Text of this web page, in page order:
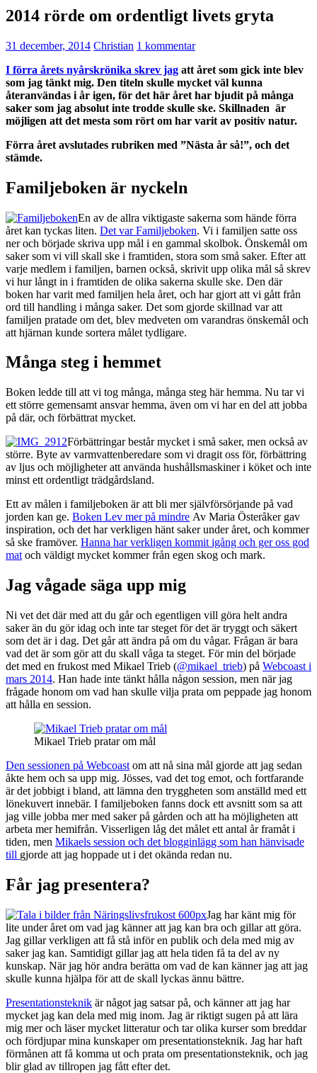
2014 rörde om ordentligt livets gryta
31 december, 2014 Christian 1 kommentar
I förra årets nyårskrönika skrev jag att året som gick inte blev
som jag tänkt mig. Den titeln skulle mycket väl kunna
återanvändas i år igen, för det här året har bjudit på många
saker som jag absolut inte trodde skulle ske. Skillnaden är
möjligen att det mesta som rört om har varit av positiv natur.
Förra året avslutades rubriken med ”Nästa år så!”, och det
stämde.
Familjeboken är nyckeln
En av de allra viktigaste sakerna som hände förra
året kan tyckas liten. Det var Familjeboken. Vi i familjen satte oss
ner och började skriva upp mål i en gammal skolbok. Önskemål om
saker som vi vill skall ske i framtiden, stora som små saker. Efter att
varje medlem i familjen, barnen också, skrivit upp olika mål så skrev
vi hur långt in i framtiden de olika sakerna skulle ske. Den där
boken har varit med familjen hela året, och har gjort att vi gått från
ord till handling i många saker. Det som gjorde skillnad var att
familjen pratade om det, blev medveten om varandras önskemål och
att hjärnan kunde sortera målet tydligare.
Många steg i hemmet
Boken ledde till att vi tog många, många steg här hemma. Nu tar vi
ett större gemensamt ansvar hemma, även om vi har en del att jobba
på där, och förbättrat mycket.
Förbättringar består mycket i små saker, men också av
större. Byte av varmvattenberedare som vi dragit oss för, förbättring
av ljus och möjligheter att använda hushållsmaskiner i köket och inte
minst ett ordentligt trädgårdsland.
Ett av målen i familjeboken är att bli mer självförsörjande på vad
jorden kan ge. Boken Lev mer på mindre Av Maria Österåker gav
inspiration, och det har verkligen hänt saker under året, och kommer
så ske framöver. Hanna har verkligen kommit igång och ger oss god
mat och väldigt mycket kommer från egen skog och mark.
Jag vågade säga upp mig
Ni vet det där med att du går och egentligen vill göra helt andra
saker än du gör idag och inte tar steget för det är tryggt och säkert
som det är i dag. Det går att ändra på om du vågar. Frågan är bara
vad det är som gör att du skall våga ta steget. För min del började
det med en frukost med Mikael Trieb (@mikael_trieb) på Webcoast i
mars 2014. Han hade inte tänkt hålla någon session, men när jag
frågade honom om vad han skulle vilja prata om peppade jag honom
att hålla en session.
Mikael Trieb pratar om mål
Den sessionen på Webcoast om att nå sina mål gjorde att jag sedan
åkte hem och sa upp mig. Jösses, vad det tog emot, och fortfarande
är det jobbigt i bland, att lämna den tryggheten som anställd med ett
lönekuvert innebär. I familjeboken fanns dock ett avsnitt som sa att
jag ville jobba mer med saker på gården och att ha möjligheten att
arbeta mer hemifrån. Visserligen låg det målet ett antal år framåt i
tiden, men Mikaels session och det blogginlägg som han hänvisade
till gjorde att jag hoppade ut i det okända redan nu.
Får jag presentera?
Jag har känt mig för
lite under året om vad jag känner att jag kan bra och gillar att göra.
Jag gillar verkligen att få stå inför en publik och dela med mig av
saker jag kan. Samtidigt gillar jag att hela tiden få ta del av ny
kunskap. När jag hör andra berätta om vad de kan känner jag att jag
skulle kunna hjälpa för att de skall lyckas ännu bättre.
Presentationsteknik är något jag satsar på, och känner att jag har
mycket jag kan dela med mig inom. Jag är riktigt sugen på att lära
mig mer och läser mycket litteratur och tar olika kurser som breddar
och fördjupar mina kunskaper om presentationsteknik. Jag har haft
förmånen att få komma ut och prata om presentationsteknik, och jag
blir glad av tillropen jag fått efter det.